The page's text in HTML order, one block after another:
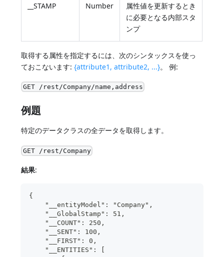
__STAMP Number
属性値を更新するとき
に必要となる内部スタ
ンプ
取得する属性を指定するには、次のシンタックスを使っ
ておこないます:{attribute1, attribute2, ...}。 例:
GET /rest/Company/name,address
例題
特定のデータクラスの全データを取得します。
GET /rest/Company
結果:
{
    "__entityModel": "Company",
    "__GlobalStamp": 51,
    "__COUNT": 250,
    "__SENT": 100,
    "__FIRST": 0,
    "__ENTITIES": [